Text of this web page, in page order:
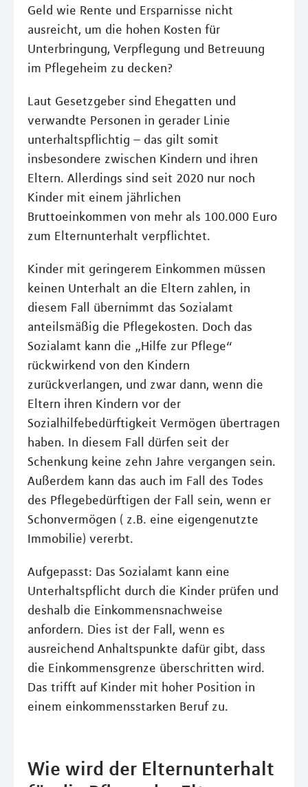
Geld wie Rente und Ersparnisse nicht
ausreicht, um die hohen Kosten für
Unterbringung, Verpflegung und Betreuung
im Pflegeheim zu decken?
Laut Gesetzgeber sind Ehegatten und
verwandte Personen in gerader Linie
unterhaltspflichtig – das gilt somit
insbesondere zwischen Kindern und ihren
Eltern. Allerdings sind seit 2020 nur noch
Kinder mit einem jährlichen
Bruttoeinkommen von mehr als 100.000 Euro
zum Elternunterhalt verpflichtet.
Kinder mit geringerem Einkommen müssen
keinen Unterhalt an die Eltern zahlen, in
diesem Fall übernimmt das Sozialamt
anteilsmäßig die Pflegekosten. Doch das
Sozialamt kann die „Hilfe zur Pflege“
rückwirkend von den Kindern
zurückverlangen, und zwar dann, wenn die
Eltern ihren Kindern vor der
Sozialhilfebedürftigkeit Vermögen übertragen
haben. In diesem Fall dürfen seit der
Schenkung keine zehn Jahre vergangen sein.
Außerdem kann das auch im Fall des Todes
des Pflegebedürftigen der Fall sein, wenn er
Schonvermögen ( z.B. eine eigengenutzte
Immobilie) vererbt.
Aufgepasst: Das Sozialamt kann eine
Unterhaltspflicht durch die Kinder prüfen und
deshalb die Einkommensnachweise
anfordern. Dies ist der Fall, wenn es
ausreichend Anhaltspunkte dafür gibt, dass
die Einkommensgrenze überschritten wird.
Das trifft auf Kinder mit hoher Position in
einem einkommensstarken Beruf zu.
Wie wird der Elternunterhalt